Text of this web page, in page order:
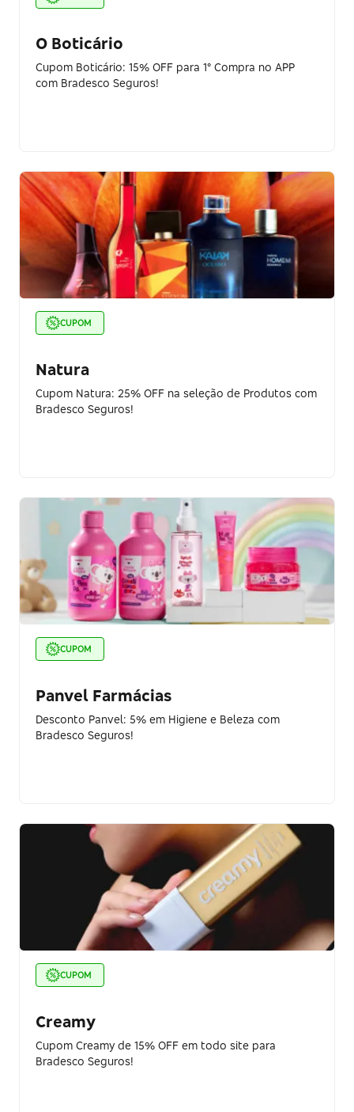
O Boticário
Cupom Boticário: 15% OFF para 1° Compra no APP
com Bradesco Seguros!
CUPOM
Natura
Cupom Natura: 25% OFF na seleção de Produtos com
Bradesco Seguros!
CUPOM
Panvel Farmácias
Desconto Panvel: 5% em Higiene e Beleza com
Bradesco Seguros!
CUPOM
Creamy
Cupom Creamy de 15% OFF em todo site para
Bradesco Seguros!